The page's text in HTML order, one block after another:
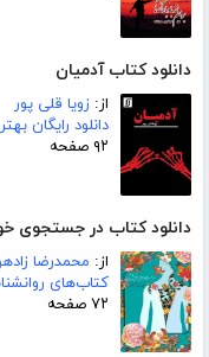
دانلود کتاب آدمیان
از: زویا قلی پور
دانلود رایگان
۹۲ صفحه
دانلود کتاب در جستجوی
از: محمدرضا
کتاب‌های
۷۲ صفحه